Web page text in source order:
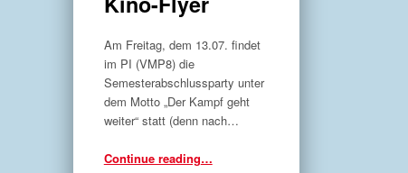
Am Freitag, dem 13.07. findet
im PI (VMP8) die
Semesterabschlussparty unter
dem Motto „Der Kampf geht
weiter“ statt (denn nach…
Continue reading“Flyer für die Semesterabschlussparty + Kino-Flyer”
…